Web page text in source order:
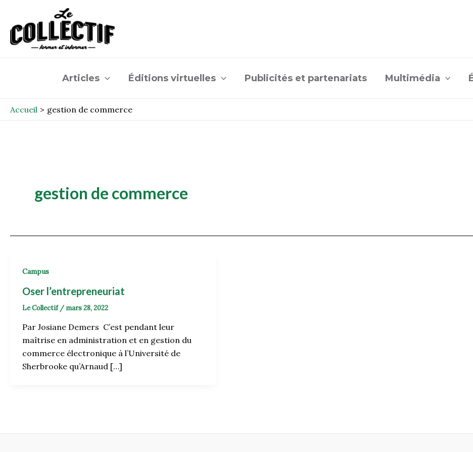
contenu
Articles Éditions virtuelles Publicités et partenariats Multimédia
Accueil gestion de commerce
gestion de commerce
Campus
Oser l’entrepreneuriat
Le Collectif / mars 28, 2022
Par Josiane Demers C’est pendant leur
maîtrise en administration et en gestion du
commerce électronique à l’Université de
Sherbrooke qu’Arnaud […]